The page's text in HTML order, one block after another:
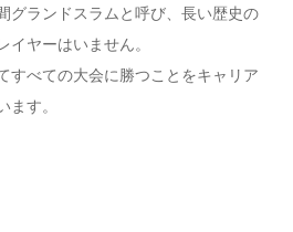
グランドスラムと呼び、長い歴史の
イヤーはいません。
すべての大会に勝つことをキャリア
ます。